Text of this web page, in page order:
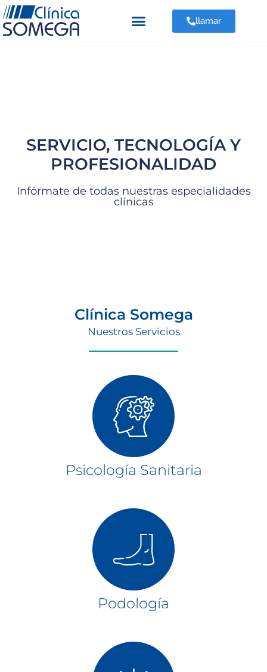
llamar
SERVICIO, TECNOLOGÍA Y
PROFESIONALIDAD
Infórmate de todas nuestras especialidades
clínicas
Clínica Somega
Nuestros Servicios
Psicología Sanitaria
Podología